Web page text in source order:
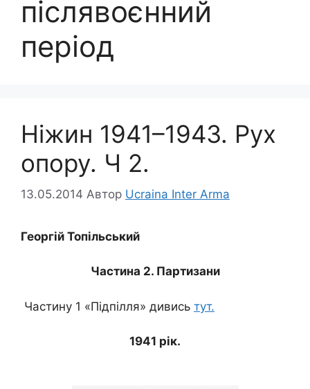
післявоєнний
період
Ніжин 1941–1943. Рух
опору. Ч 2.
13.05.2014 Автор Ucraina Inter Arma
Георгій Топільський
Частина 2. Партизани
Частину 1 «Підпілля» дивись тут.
1941 рік.